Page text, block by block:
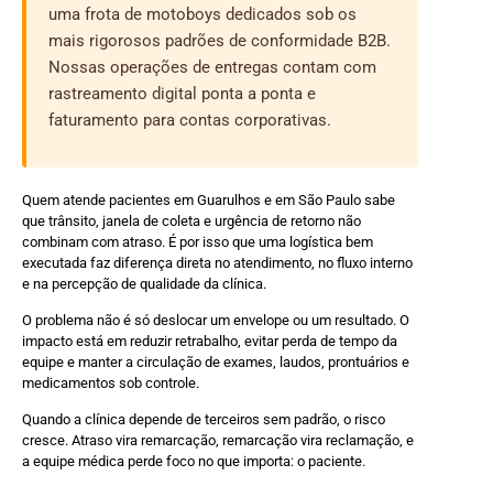
uma frota de motoboys dedicados sob os
mais rigorosos padrões de conformidade B2B.
Nossas operações de entregas contam com
rastreamento digital ponta a ponta e
faturamento para contas corporativas.
Quem atende pacientes em Guarulhos e em São Paulo sabe
que trânsito, janela de coleta e urgência de retorno não
combinam com atraso. É por isso que uma logística bem
executada faz diferença direta no atendimento, no fluxo interno
e na percepção de qualidade da clínica.
O problema não é só deslocar um envelope ou um resultado. O
impacto está em reduzir retrabalho, evitar perda de tempo da
equipe e manter a circulação de exames, laudos, prontuários e
medicamentos sob controle.
Quando a clínica depende de terceiros sem padrão, o risco
cresce. Atraso vira remarcação, remarcação vira reclamação, e
a equipe médica perde foco no que importa: o paciente.